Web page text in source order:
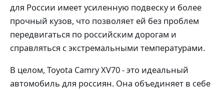
для России имеет усиленную подвеску и более
прочный кузов, что позволяет ей без проблем
передвигаться по российским дорогам и
справляться с экстремальными температурами.
В целом, Toyota Camry XV70 - это идеальный
автомобиль для россиян. Она объединяет в себе